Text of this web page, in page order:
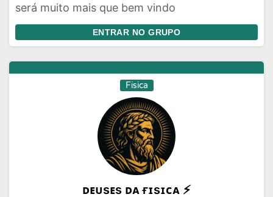
será muito mais que bem vindo
ENTRAR NO GRUPO
Fisica
ᴅᴇᴜsᴇs ᴅᴀ ғɪsɪᴄᴀ ⚡